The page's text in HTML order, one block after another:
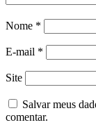
Nome *
E-mail *
Site
Salvar meus
comentar.